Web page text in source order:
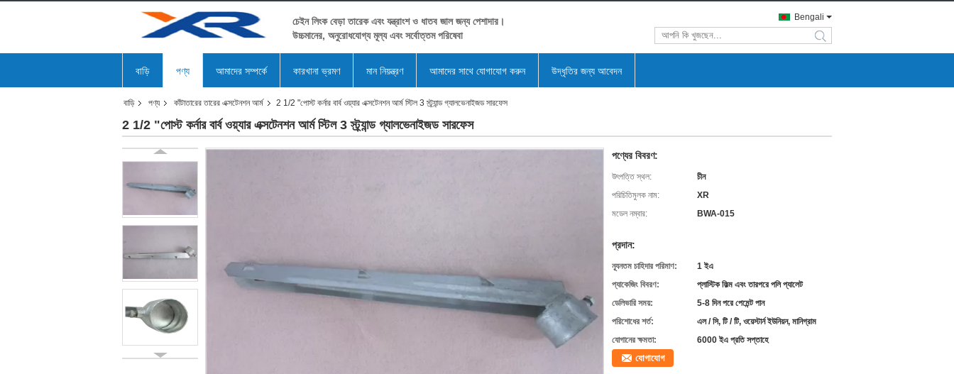
চেইন লিংক বেড়া তারেক এবং যন্ত্রাংশ ও ধাতব জাল জন্য পেশাদার।
উচ্চমানের, অনুরোধযোগ্য মূল্য এবং সর্বোত্তম পরিষেবা
Bengali
search
বাড়ি পণ্য আমাদের সম্পর্কে কারখানা ভ্রমণ মান নিয়ন্ত্রণ আমাদের সাথে যোগাযোগ করুন উদ্ধৃতির জন্য আবেদন
বাড়ি পণ্য কাঁটাতারের তারের এক্সটেনশন আর্ম 2 1/2 "পোস্ট কর্নার বার্ব ওয়্যার এক্সটেনশন আর্ম স্টিল 3 স্ট্র্যান্ড গ্যালভেনাইজড সারফেস
2 1/2 "পোস্ট কর্নার বার্ব ওয়্যার এক্সটেনশন আর্ম স্টিল 3 স্ট্র্যান্ড গ্যালভেনাইজড সারফেস
পণ্যের বিবরণ:
উৎপত্তি স্থল:
চীন
পরিচিতিমুলক নাম:
XR
মডেল নম্বার:
BWA-015
প্রদান:
ন্যূনতম চাহিদার পরিমাণ:
1 ইএ
প্যাকেজিং বিবরণ:
প্লাস্টিক ফিল্ম এবং তারপরে পলি প্যালেট
ডেলিভারি সময়:
5-8 দিন পরে পেমেন্ট পান
পরিশোধের শর্ত:
এল / সি, টি / টি, ওয়েস্টার্ন ইউনিয়ন, মানিগ্রাম
যোগানের ক্ষমতা:
6000 ইএ প্রতি সপ্তাহে
যোগাযোগ